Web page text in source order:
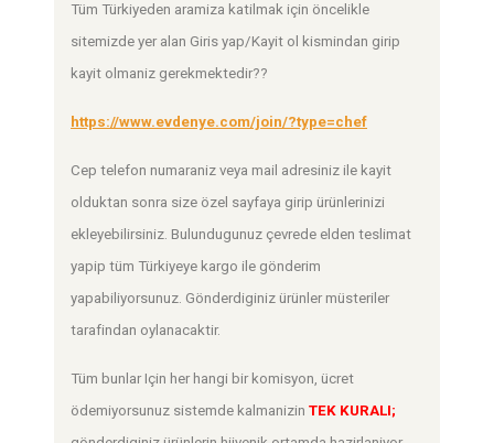
Tüm Türkiyeden aramiza katilmak için öncelikle
sitemizde yer alan Giris yap/Kayit ol kismindan girip
kayit olmaniz gerekmektedir??
https://www.evdenye.com/join/?type=chef
Cep telefon numaraniz veya mail adresiniz ile kayit
olduktan sonra size özel sayfaya girip ürünlerinizi
ekleyebilirsiniz. Bulundugunuz çevrede elden teslimat
yapip tüm Türkiyeye kargo ile gönderim
yapabiliyorsunuz. Gönderdiginiz ürünler müsteriler
tarafindan oylanacaktir.
Tüm bunlar Için her hangi bir komisyon, ücret
ödemiyorsunuz sistemde kalmanizin TEK KURALI;